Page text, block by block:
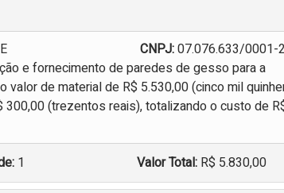
CNPJ:07.076.633/0001-
e fornecimento de paredes de gesso para a
de material de R$ 5.530,00 (cinco mil
(trezentos reais), totalizando o custo de
1 Valor Total: R$ 5.830,00